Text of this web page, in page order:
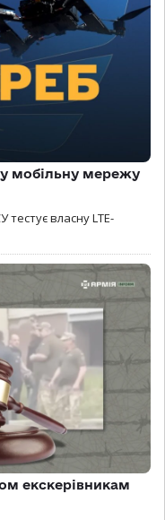
мобільну мережу
власну LTE-
екскерівникам